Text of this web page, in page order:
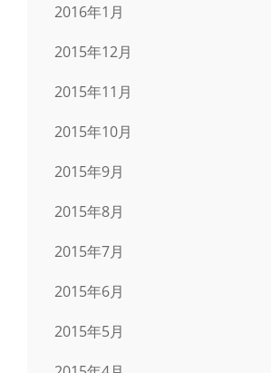
2016年1月
2015年12月
2015年11月
2015年10月
2015年9月
2015年8月
2015年7月
2015年6月
2015年5月